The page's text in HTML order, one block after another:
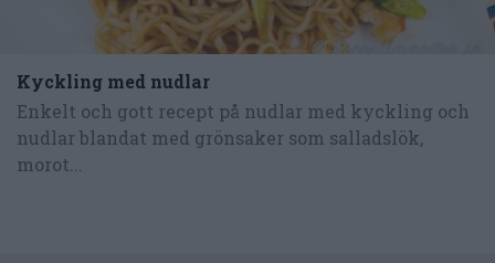
Kyckling med nudlar
Enkelt och gott recept på nudlar med kyckling och
nudlar blandat med grönsaker som salladslök,
morot...